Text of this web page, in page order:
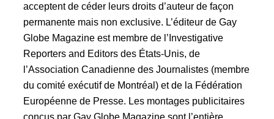
acceptent de céder leurs droits d’auteur de façon
permanente mais non exclusive. L’éditeur de Gay
Globe Magazine est membre de l’Investigative
Reporters and Editors des États-Unis, de
l’Association Canadienne des Journalistes (membre
du comité exécutif de Montréal) et de la Fédération
Européenne de Presse. Les montages publicitaires
conçus par Gay Globe Magazine sont l’entière